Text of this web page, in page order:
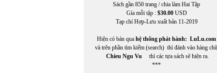
Phạm Xuân Hy
Phạm Xuân Hy chuyển ngữ
PHẠM XUÂN NGUYÊN
Phan Hồng Giang
Phan Huyền Thư
PHAN NHẬT BẮC
Sách gần 850 trang / chia làm Hai Tập
Gía mỗi tập : $30.00USD
Tạp chí Hợp-Lưu xuất bản 11-2019
Hiện có bán qua hệ thống phát hành: LuLu.com
và trên phần tìm kiếm (search) thì đánh vào hàng
Chieu Ngu Vu thì các tựa sách sẽ hiện ra.
***